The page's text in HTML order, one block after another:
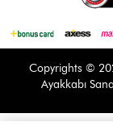
Copyrights ©
Ayakkabı